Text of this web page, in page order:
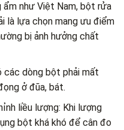
ẩm như Việt Nam, bột rửa
là lựa chọn mang ưu điểm
bị ảnh hưởng chất
các dòng bột phải mất
ở đũa, bát.
liều lượng: Khi lượng
bột khá khó để cân đo